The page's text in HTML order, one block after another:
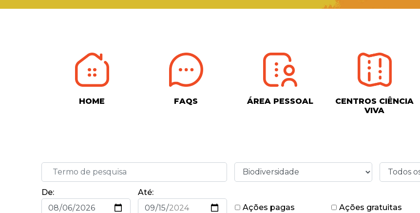
HOME FAQS ÁREA PESSOAL
CENTROS CIÊNCIA
VIVA
De:
Até:
Ações pagas
Ações gratuitas